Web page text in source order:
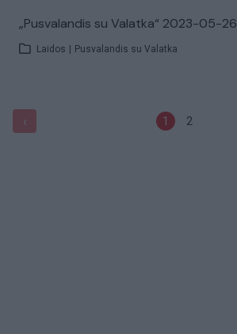
„Pusvalandis su Valatka“ 2023-05-26
Laidos Pusvalandis su Valatka
‹ 1 2